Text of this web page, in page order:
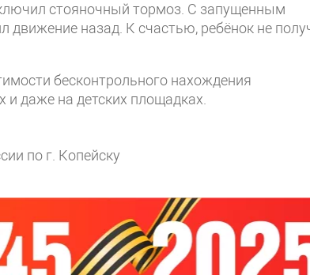
стояночный тормоз. С запущенным
назад. К счастью, ребёнок не
бесконтрольного нахождения
и даже на детских площадках.
по г. Копейску